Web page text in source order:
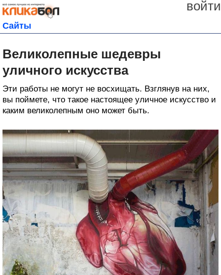
войти
Сайты
Великолепные шедевры
уличного искусства
Эти работы не могут не восхищать. Взглянув на них,
вы поймете, что такое настоящее уличное искусство и
каким великолепным оно может быть.